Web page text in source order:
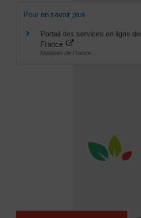
Pour en savoir plus
Portail des services en ligne
France
Notaires de France